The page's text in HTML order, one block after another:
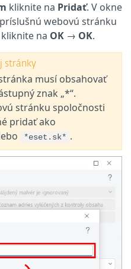
kliknite na Pridať. V okne
webovú stránku
na OK → OK.
stránky
musí obsahovať
znak „*“.
stránku spoločnosti
pridať ako
*eset.sk* .